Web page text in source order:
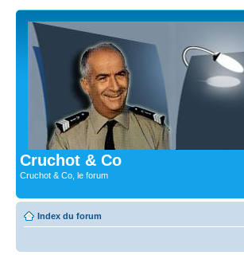
Cruchot & Co
Cruchot & Co, le forum
Index du forum